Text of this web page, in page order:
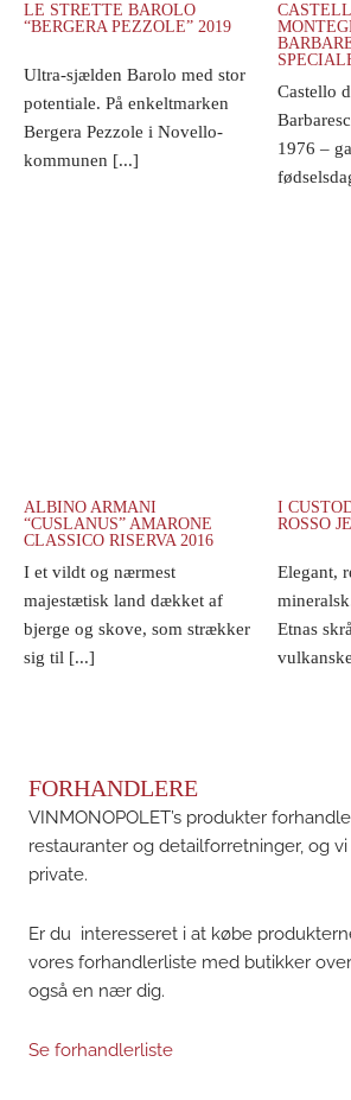
LE STRETTE BAROLO
“BERGERA PEZZOLE” 2019
Ultra-sjælden Barolo med stor
potentiale. På enkeltmarken
Bergera Pezzole i Novello-
kommunen [...]
Castello
1976 –
ALBINO ARMANI
“CUSLANUS” AMARONE
CLASSICO RISERVA 2016
I et vildt og nærmest
majestætisk land dækket af
bjerge og skove, som strækker
sig til [...]
I
ROSSO
Elegant,
Etnas
FORHANDLERE
VINMONOPOLET’s produkter
restauranter og detailforretninger, og
private.
Er du interesseret i at købe
vores forhandlerliste med butikker
også en nær dig.
Se forhandlerliste